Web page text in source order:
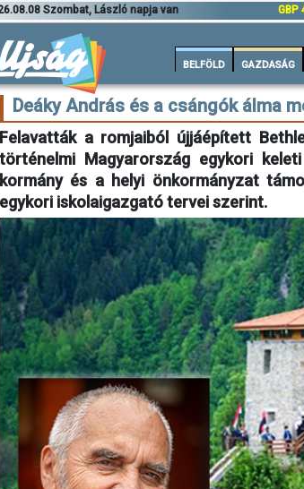
Szombat, László napja van GBP
BELFÖLD GAZDASÁG
Deáky András és a csángók álma
Felavatták a romjaiból újjáépített
történelmi Magyarország egykori
kormány és a helyi önkormányzat
egykori iskolaigazgató tervei szerint.